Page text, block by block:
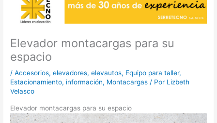
Elevador montacargas para su
espacio
/Accesorios,elevadores,elevautos, Equipo para taller,
Estacionamiento, información, Montacargas / Por Lizbeth
Velasco
Elevador montacargas para su espacio